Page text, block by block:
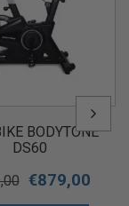
BODYTONE
DS60
€879,00